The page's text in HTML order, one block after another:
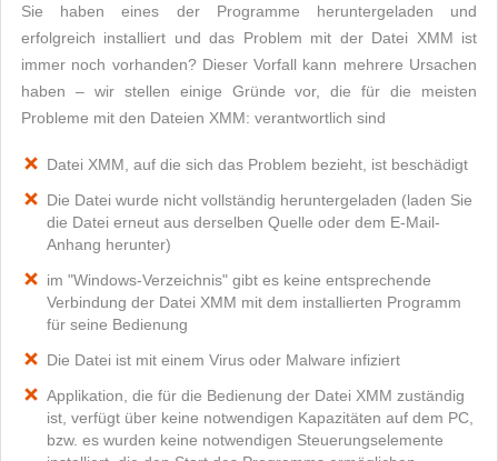
Sie haben eines der Programme heruntergeladen und
erfolgreich installiert und das Problem mit der Datei XMM ist
immer noch vorhanden? Dieser Vorfall kann mehrere Ursachen
haben – wir stellen einige Gründe vor, die für die meisten
Probleme mit den Dateien XMM: verantwortlich sind
Datei XMM, auf die sich das Problem bezieht, ist beschädigt
Die Datei wurde nicht vollständig heruntergeladen (laden Sie
die Datei erneut aus derselben Quelle oder dem E-Mail-
Anhang herunter)
im "Windows-Verzeichnis" gibt es keine entsprechende
Verbindung der Datei XMM mit dem installierten Programm
für seine Bedienung
Die Datei ist mit einem Virus oder Malware infiziert
Applikation, die für die Bedienung der Datei XMM zuständig
ist, verfügt über keine notwendigen Kapazitäten auf dem PC,
bzw. es wurden keine notwendigen Steuerungselemente